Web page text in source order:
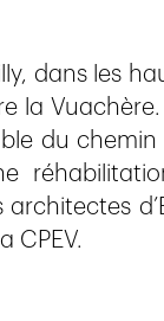
dans les
la
du
CPEV.